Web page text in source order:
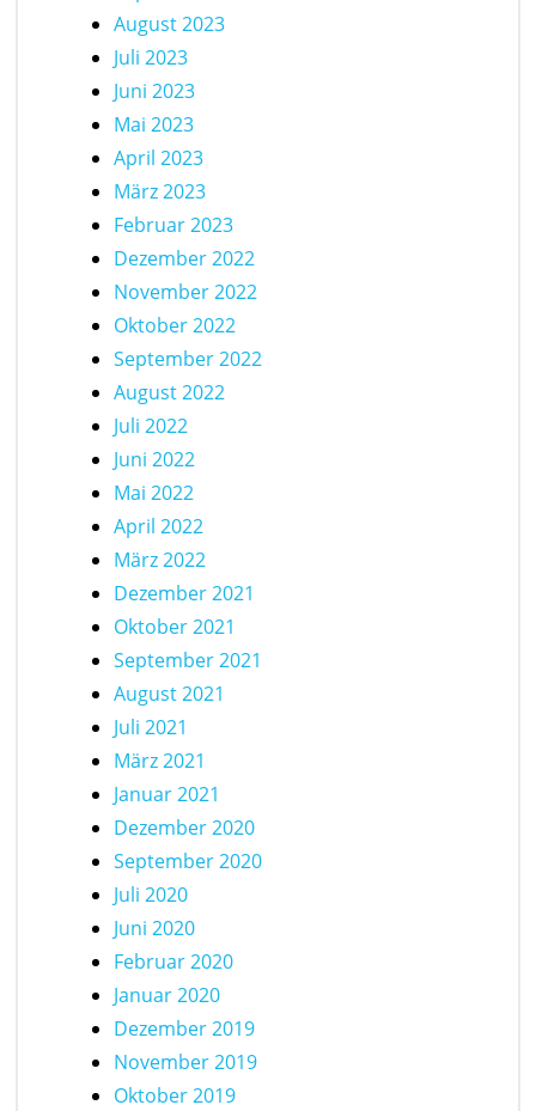
August 2023
Juli 2023
Juni 2023
Mai 2023
April 2023
März 2023
Februar 2023
Dezember 2022
November 2022
Oktober 2022
September 2022
August 2022
Juli 2022
Juni 2022
Mai 2022
April 2022
März 2022
Dezember 2021
Oktober 2021
September 2021
August 2021
Juli 2021
März 2021
Januar 2021
Dezember 2020
September 2020
Juli 2020
Juni 2020
Februar 2020
Januar 2020
Dezember 2019
November 2019
Oktober 2019